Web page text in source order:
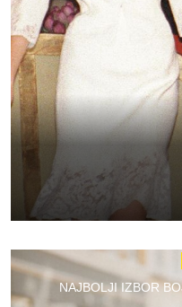
NAJBOLJI IZBOR